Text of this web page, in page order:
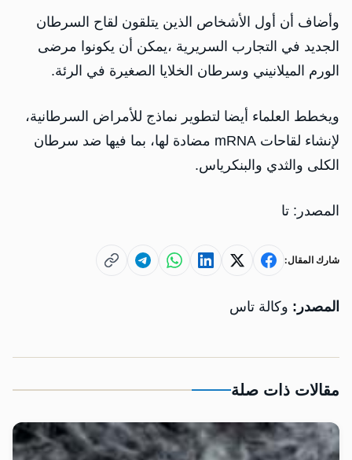
وأضاف أن أول الأشخاص الذين يتلقون لقاح السرطان
الجديد في التجارب السريرية ،يمكن أن يكونوا مرضى
الورم الميلانيني وسرطان الخلايا الصغيرة في الرئة.
ويخطط العلماء أيضا لتطوير نماذج للأمراض السرطانية،
لإنشاء لقاحات mRNA مضادة لها، بما فيها ضد سرطان
الكلى والثدي والبنكرياس.
المصدر: تا
شارك المقال:
المصدر: وكالة تاس
مقالات ذات صلة